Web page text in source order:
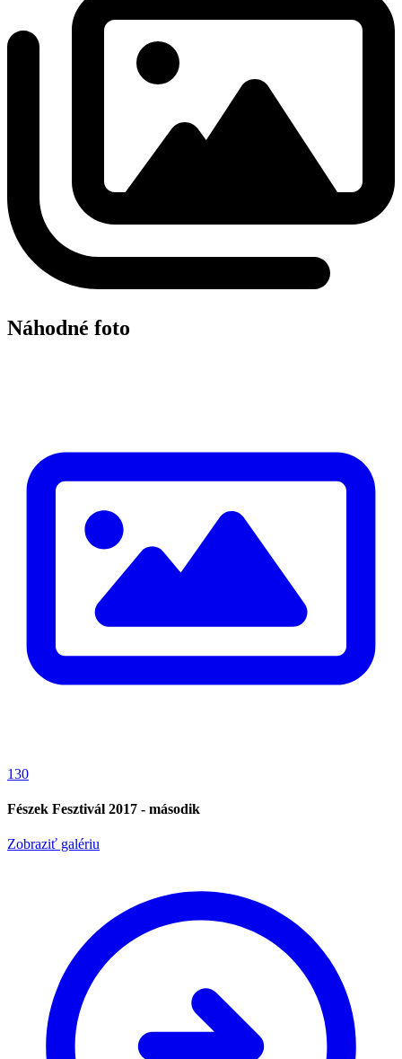
Náhodné foto
130
Fészek Fesztivál 2017 - második
Zobraziť galériu